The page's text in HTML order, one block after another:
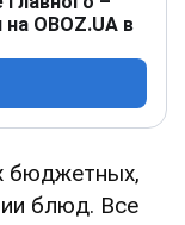
OBOZ.UA в
бюджетных,
блюд. Все